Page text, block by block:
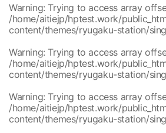
Warning: Trying to access array
/home/aitiejp/hptest.work/
content/themes/ryugaku-station/
Warning: Trying to access array
/home/aitiejp/hptest.work/
content/themes/ryugaku-station/
Warning: Trying to access array
/home/aitiejp/hptest.work/
content/themes/ryugaku-station/